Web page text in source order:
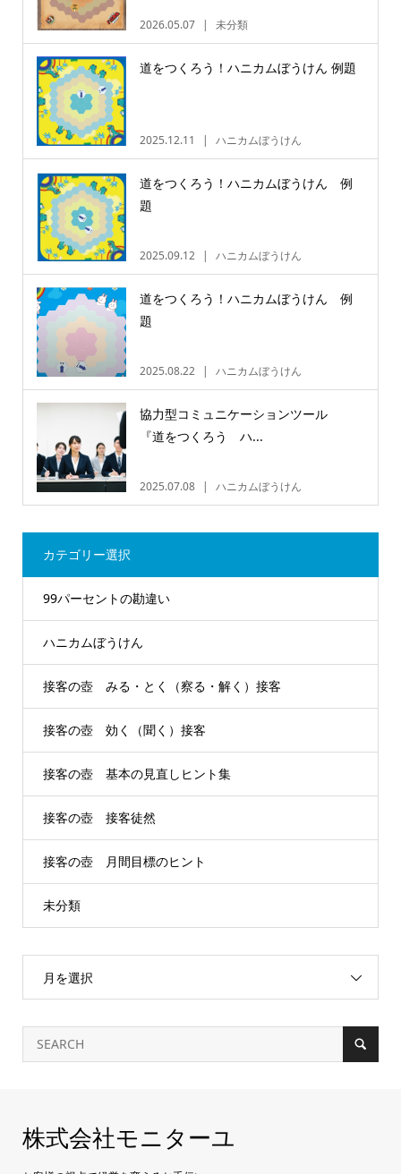
2026.05.07 未分類
道をつくろう！ハニカムぼうけん 例題
2025.12.11 ハニカムぼうけん
道をつくろう！ハニカムぼうけん 例
題
2025.09.12 ハニカムぼうけん
道をつくろう！ハニカムぼうけん 例
題
2025.08.22 ハニカムぼうけん
協力型コミュニケーションツール
『道をつくろう ハ...
2025.07.08 ハニカムぼうけん
カテゴリー選択
99パーセントの勘違い
ハニカムぼうけん
接客の壺 みる・とく（察る・解く）接客
接客の壺 効く（聞く）接客
接客の壺 基本の見直しヒント集
接客の壺 接客徒然
接客の壺 月間目標のヒント
未分類
月を選択
株式会社モニターユ